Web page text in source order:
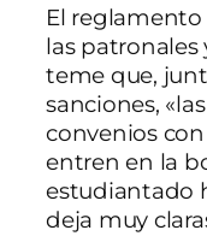
El
las patronales
teme que,
sanciones,
convenios
entren en la
estudiantado
deja muy